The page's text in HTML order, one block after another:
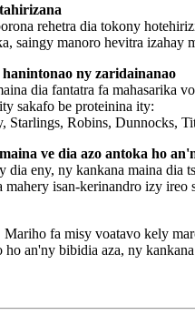
rehetra dia tokony
saingy manoro hevitra izahay
ny zaridainanao
dia fantatra fa mahasarika
sakafo be proteinina ity:
Starlings, Robins, Dunnocks,
ve dia azo antoka ho
eny, ny kankana maina dia
mahery isan-kerinandro izy ireo
Mariho fa misy voatavo kely
ho an'ny bibidia aza, ny